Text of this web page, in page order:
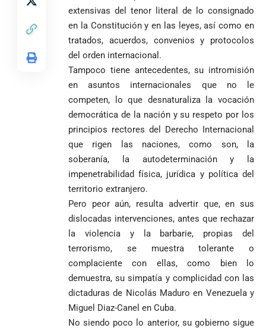
extensivas del tenor literal de lo consignado
en la Constitución y en las leyes, así como en
tratados, acuerdos, convenios y protocolos
del orden internacional.
Tampoco tiene antecedentes, su intromisión
en asuntos internacionales que no le
competen, lo que desnaturaliza la vocación
democrática de la nación y su respeto por los
principios rectores del Derecho Internacional
que rigen las naciones, como son, la
soberanía, la autodeterminación y la
impenetrabilidad física, jurídica y política del
territorio extranjero.
Pero peor aún, resulta advertir que, en sus
dislocadas intervenciones, antes que rechazar
la violencia y la barbarie, propias del
terrorismo, se muestra tolerante o
complaciente con ellas, como bien lo
demuestra, su simpatía y complicidad con las
dictaduras de Nicolás Maduro en Venezuela y
Miguel Diaz-Canel en Cuba.
No siendo poco lo anterior, su gobierno sigue
nombramiento
Supersalud y
pide
suspensión
inmediata del
Tribunal de
Antioquia
de investidura
a concejales
de Medellín
Andrés
«Gury»
Rodríguez y
campesinos
inician nueva
jornada académica
en Medellín
Sonsón-Rionegro
rechaza fotos
tomadas en
templo de Guarne y
ordena acto de
desagravio
Falleció el padre
Humberto de
Jesús Hincapié
Álzate, reconocido
sacerdote de la
Gustavo Petro
afirma que “no
se puede
proclamar
pide esperar
los
escrutinios
oficiales
Espriella es
elegido
presidente de
Colombia tras
reñida
segunda
vuelta
Costa de
Marfil
sorprende a
Ecuador en el
último suspiro
y acaba con su
invicto de 19
partidos
un empate
agónico ante
Países Bajos
en un vibrante
duelo
mundialista
presidencial
encubría
camino que no
abandonarse
COMO HERENCIA
Más de 700
estudiantes
indígenas,
afrodescendientes
y mestizos
inician nueva
jornada académica
en Medellín
Cardenal Rueda
pide desarmar el
corazón para
construir juntos
una Colombia
reconciliada
Diócesis de